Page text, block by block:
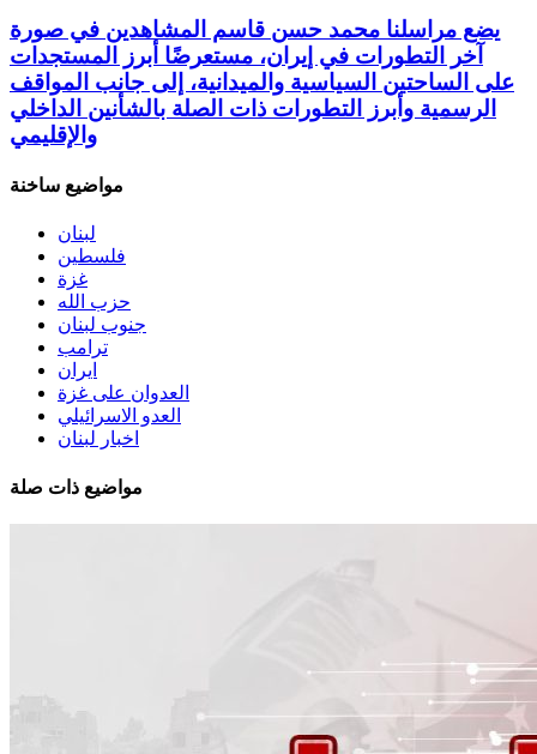
يضع مراسلنا محمد حسن قاسم المشاهدين في صورة
آخر التطورات في إيران، مستعرضًا أبرز المستجدات
على الساحتين السياسية والميدانية، إلى جانب المواقف
الرسمية وأبرز التطورات ذات الصلة بالشأنين الداخلي
والإقليمي
مواضيع ساخنة
لبنان
فلسطين
غزة
حزب الله
جنوب لبنان
ترامب
ايران
العدوان على غزة
العدو الاسرائيلي
اخبار لبنان
مواضيع ذات صلة